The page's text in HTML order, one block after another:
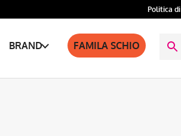
Politica
BRAND FAMILA SCHIO